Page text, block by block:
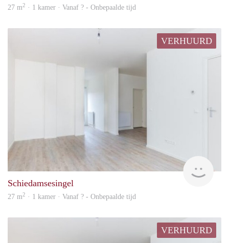
27 m2 · 1 kamer · Vanaf ? - Onbepaalde tijd
VERHUURD
Schiedamsesingel
27 m2 · 1 kamer · Vanaf ? - Onbepaalde tijd
VERHUURD